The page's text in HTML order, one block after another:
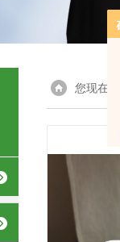
您现在